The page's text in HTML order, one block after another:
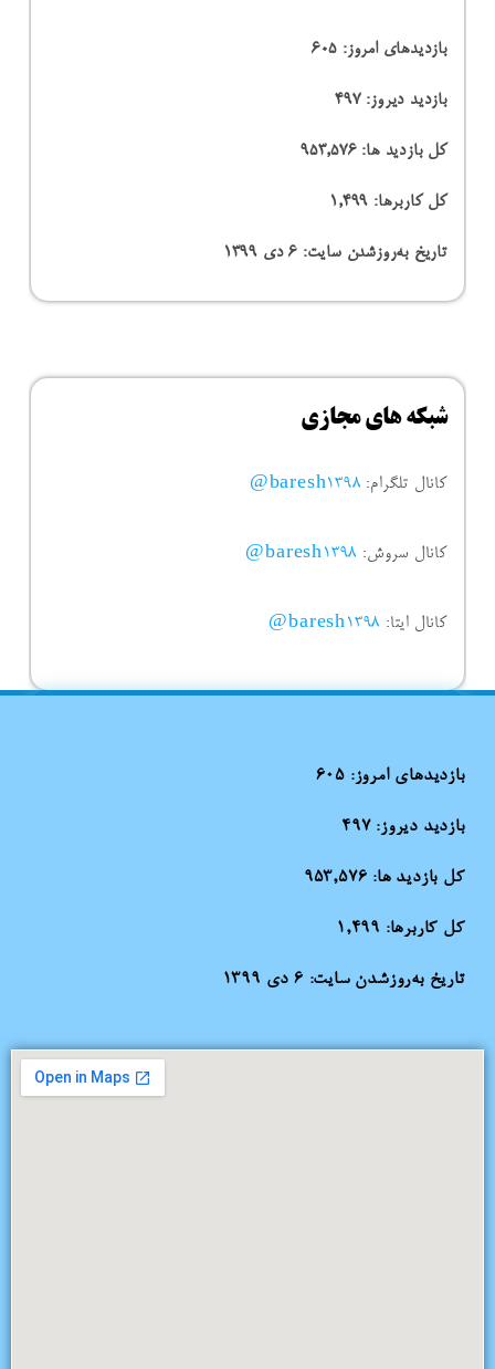
بازدیدهای امروز: 605
بازدید دیروز:497
کل بازدید ها:953,576
کل کاربرها: 1,499
تاریخ به‌روزشدن سایت:۶ دی ۱۳۹۹
شبکه های مجازی
کانال تلگرام: baresh1398@
کانال سروش: baresh1398@
کانال ایتا: baresh1398@
بازدیدهای امروز:605
بازدید دیروز:497
کل بازدید ها: 953,576
کل کاربرها: 1,499
تاریخ به‌روزشدن سایت: ۶ دی ۱۳۹۹